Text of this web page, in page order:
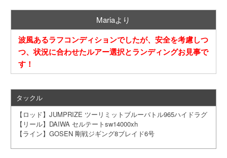
Mariaより
波風あるラフコンディションでしたが、安全を考慮しつ
つ、状況に合わせたルアー選択とランディングお見事で
す！
タックル
【ロッド】JUMPRIZE ツーリミットブルーバトル965ハイドラグ
【リール】DAIWA セルテートsw14000xh
【ライン】GOSEN 剛戦ジギング8ブレイド6号